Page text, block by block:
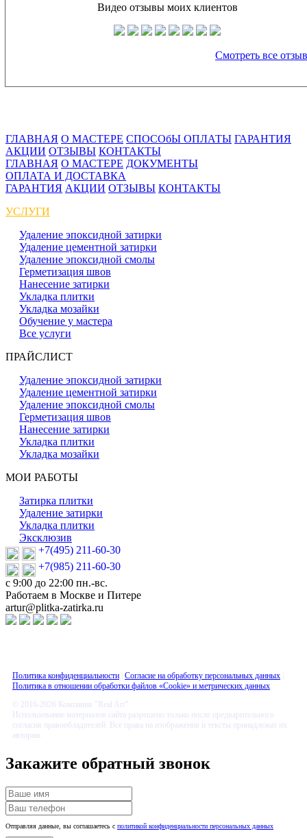
Видео отзывы моих клиентов
Смотреть все
ГЛАВНАЯ О МАСТЕРЕ СПОСОбЫ ОПЛАТЫ ГАРАНТИЯ
АКЦИИ ОТЗЫВЫ КОНТАКТЫ
ГЛАВНАЯ О МАСТЕРЕ ДОКУМЕНТЫ
ОПЛАТА И ДОСТАВКА
ГАРАНТИЯ АКЦИИ ОТЗЫВЫ КОНТАКТЫ
УСЛУГИ
Удаление эпоксидной затирки
Удаление цементной затирки
Удаление эпоксидной смолы
Герметизация швов
Нанесение затирки
Укладка плитки
Укладка мозайки
Обучение у мастера
Все услуги
ПРАЙСЛИСТ
Удаление эпоксидной затирки
Удаление цементной затирки
Удаление эпоксидной смолы
Герметизация швов
Нанесение затирки
Укладка плитки
Укладка мозайки
МОИ РАБОТЫ
Затирка плитки
Удаление затирки
Укладка плитки
Эксклюзив
+7(495) 211-60-30
+7(985) 211-60-30
с 9:00 до 22:00 пн.-вс.
Работаем в Москве и Питере
artur@plitka-zatirka.ru
Политика конфиденциальности Согласие на обработку персональных данных
Политика в отношении обработки файлов «Cookie» и метрических данных
© 2016-2026 Компания "Real Art"
Использование материалов сайта разрешено только после предварительного
согласия правообладателей. Все права на изображения и тексты принадлежат их
авторам.
Закажите обратный звонок
Отправляя данные, вы соглашаетесь с политикой конфиденциальности персональных данных